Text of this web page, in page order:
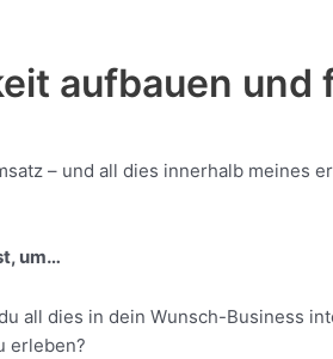
aufbauen und
– und all dies innerhalb meines
um…
all dies in dein Wunsch-Business
erleben?